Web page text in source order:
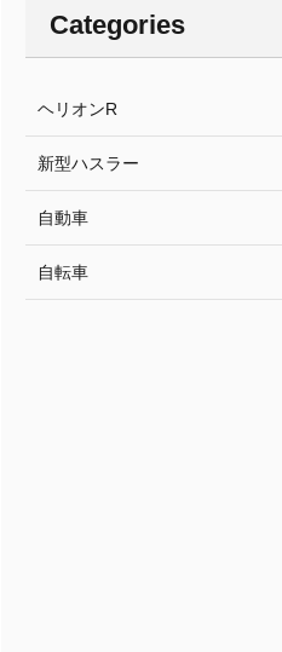
Categories
ヘリオンR
新型ハスラー
自動車
自転車